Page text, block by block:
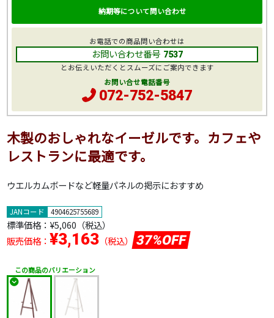
木製のおしゃれなイーゼルです。カフェや
レストランに最適です。
ウエルカムボードなど軽量パネルの掲示におすすめ
JANコード 4904625755689
標準価格： ¥5,060 （税込）
販売価格： ¥3,163（税込） 37%OFF
この商品のバリエーション
納期等について問い合わせ
お電話での商品問い合わせは
お問い合わせ番号 7537
とお伝えいただくとスムーズにご案内できます
お問い合せ電話番号
072-752-5847